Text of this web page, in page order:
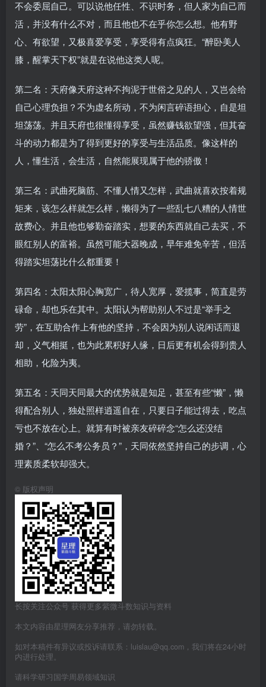
不会委屈自己。可以说他任性、不识时务，但人家为自己而
活，并没有什么不对，而且他也不在乎你怎么想。他有野
心、有欲望，又极喜爱享受，享受得有点疯狂。“醉卧美人
膝，醒掌天下权”就是在说他这类人呢。
第二名：天府像天府这种不拘泥于世俗之见的人，又岂会给
自己心理负担？不为虚名所动，不为闲言碎语担心，自是坦
坦荡荡。并且天府也很懂得享受，虽然赚钱欲望强，但其奋
斗的动力都是为了得到更好的享受与生活品质。像这样的
人，懂生活，会生活，自然能展现属于他的骄傲！
第三名：武曲死脑筋、不懂人情又怎样，武曲就喜欢按着规
矩来，该怎么样就怎么样，懒得为了一些乱七八糟的人情世
故费心。并且他也够勤奋踏实，想要的东西就自己去买，不
眼红别人的富裕。虽然可能大器晚成，早年难免辛苦，但活
得踏实坦荡比什么都重要！
第四名：太阳太阳心胸宽广，待人宽厚，爱揽事，简直是劳
碌命，却也乐在其中。太阳认为帮助别人不过是“举手之
劳”，在互助合作上有他的坚持，不会因为别人说闲话而退
却，义气相挺，也为此累积好人缘，日后更有机会得到贵人
相助，化险为夷。
第五名：天同天同最大的优势就是知足，甚至有些“懒”，懒
得配合别人，独处照样逍遥自在，只要日子能过得去，吃点
亏也不放在心上。就算有时被亲友碎碎念“怎么还没结
婚？”、“怎么不考公务员？”，天同依然坚持自己的步调，心
理素质柔软却强大。
© 版权声明
长按关注公众号 获得更多紫微斗数知识与资料
本文内容由星理网友分享推荐，请勿转载。
如对本稿件有异议或投诉请联系：luislau@qq.com，我们将在24小时
内进行处理。
请科学研习国学周易领域知识